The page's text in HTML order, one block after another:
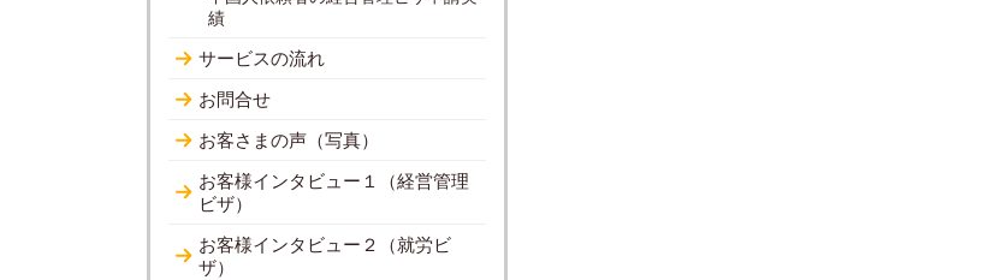
績
サービスの流れ
お問合せ
お客さまの声（写真）
お客様インタビュー１（経営管理
ビザ）
お客様インタビュー２（就労ビ
ザ）